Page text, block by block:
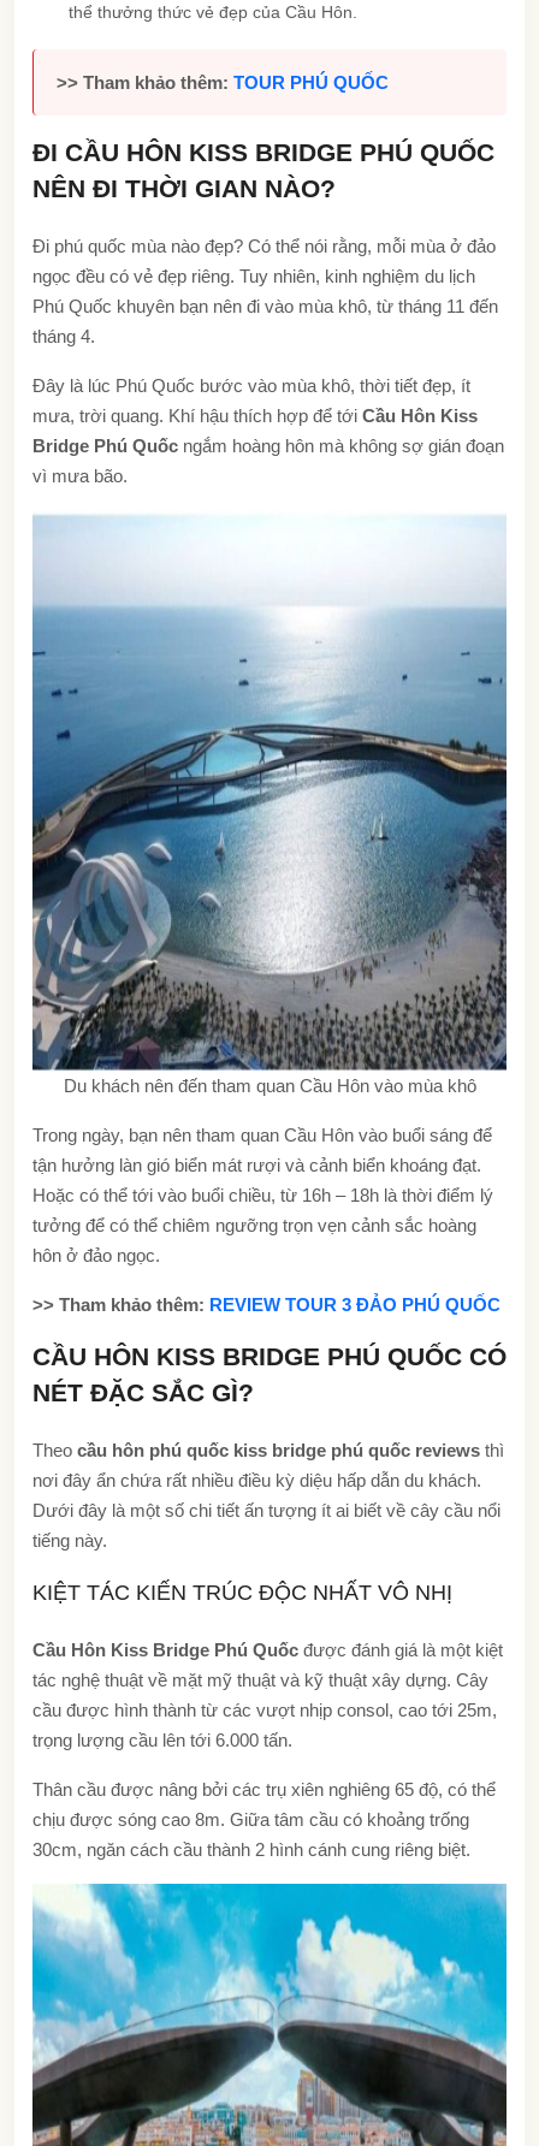
thể thưởng thức vẻ đẹp của Cầu Hôn.
>> Tham khảo thêm: TOUR PHÚ QUỐC
ĐI CẦU HÔN KISS BRIDGE PHÚ QUỐC
NÊN ĐI THỜI GIAN NÀO?
Đi phú quốc mùa nào đẹp? Có thể nói rằng, mỗi mùa ở đảo
ngọc đều có vẻ đẹp riêng. Tuy nhiên, kinh nghiệm du lịch
Phú Quốc khuyên bạn nên đi vào mùa khô, từ tháng 11 đến
tháng 4.
Đây là lúc Phú Quốc bước vào mùa khô, thời tiết đẹp, ít
mưa, trời quang. Khí hậu thích hợp để tới Cầu Hôn Kiss
Bridge Phú Quốc ngắm hoàng hôn mà không sợ gián đoạn
vì mưa bão.
Du khách nên đến tham quan Cầu Hôn vào mùa khô
Trong ngày, bạn nên tham quan Cầu Hôn vào buổi sáng để
tận hưởng làn gió biển mát rượi và cảnh biển khoáng đạt.
Hoặc có thể tới vào buổi chiều, từ 16h – 18h là thời điểm lý
tưởng để có thể chiêm ngưỡng trọn vẹn cảnh sắc hoàng
hôn ở đảo ngọc.
>> Tham khảo thêm: REVIEW TOUR 3 ĐẢO PHÚ QUỐC
CẦU HÔN KISS BRIDGE PHÚ QUỐC CÓ
NÉT ĐẶC SẮC GÌ?
Theo cầu hôn phú quốc kiss bridge phú quốc reviews thì
nơi đây ẩn chứa rất nhiều điều kỳ diệu hấp dẫn du khách.
Dưới đây là một số chi tiết ấn tượng ít ai biết về cây cầu nổi
tiếng này.
KIỆT TÁC KIẾN TRÚC ĐỘC NHẤT VÔ NHỊ
Cầu Hôn Kiss Bridge Phú Quốc được đánh giá là một kiệt
tác nghệ thuật về mặt mỹ thuật và kỹ thuật xây dựng. Cây
cầu được hình thành từ các vượt nhịp consol, cao tới 25m,
trọng lượng cầu lên tới 6.000 tấn.
Thân cầu được nâng bởi các trụ xiên nghiêng 65 độ, có thể
chịu được sóng cao 8m. Giữa tâm cầu có khoảng trống
30cm, ngăn cách cầu thành 2 hình cánh cung riêng biệt.